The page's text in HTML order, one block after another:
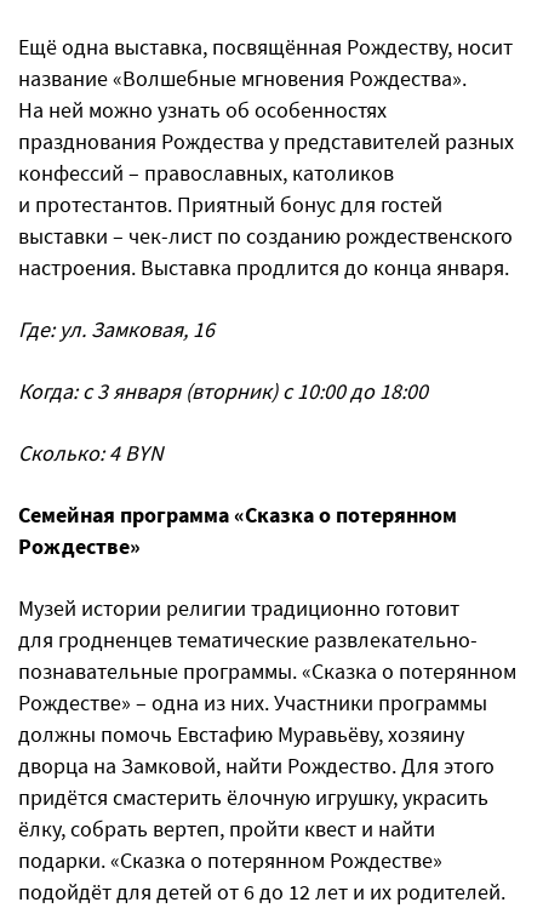
Ещё одна выставка, посвящённая Рождеству, носит
название «Волшебные мгновения Рождества».
На ней можно узнать об особенностях
празднования Рождества у представителей разных
конфессий – православных, католиков
и протестантов. Приятный бонус для гостей
выставки – чек-лист по созданию рождественского
настроения. Выставка продлится до конца января.
Где: ул. Замковая, 16
Когда: с 3 января (вторник) с 10:00 до 18:00
Сколько: 4 BYN
Семейная программа «Сказка о потерянном
Рождестве»
Музей истории религии традиционно готовит
для гродненцев тематические развлекательно-
познавательные программы. «Сказка о потерянном
Рождестве» – одна из них. Участники программы
должны помочь Евстафию Муравьёву, хозяину
дворца на Замковой, найти Рождество. Для этого
придётся смастерить ёлочную игрушку, украсить
ёлку, собрать вертеп, пройти квест и найти
подарки. «Сказка о потерянном Рождестве»
подойдёт для детей от 6 до 12 лет и их родителей.